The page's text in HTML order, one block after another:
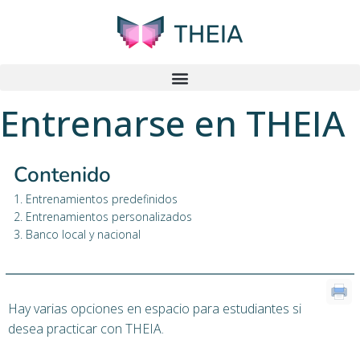
Entrenarse en THEIA
Contenido
1. Entrenamientos predefinidos
2. Entrenamientos personalizados
3. Banco local y nacional
Hay varias opciones en espacio para estudiantes si
desea practicar con THEIA.